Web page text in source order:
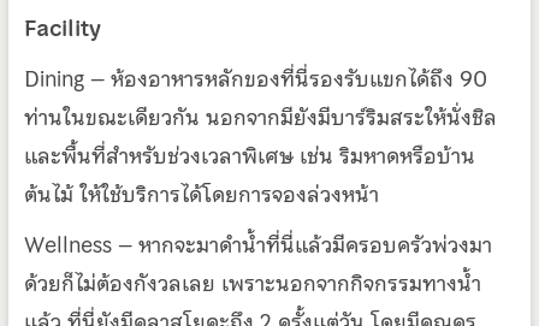
Facility
Dining – ห้องอาหารหลักของที่นี่รองรับแขกได้ถึง 90
ท่านในขณะเดียวกัน นอกจากมียังมีบาร์ริมสระให้นั่งชิล
และพื้นที่สำหรับช่วงเวลาพิเศษ เช่น ริมหาดหรือบ้าน
ต้นไม้ ให้ใช้บริการได้โดยการจองล่วงหน้า
Wellness – หากจะมาดำน้ำที่นี่แล้วมีครอบครัวพ่วงมา
ด้วยก็ไม่ต้องกังวลเลย เพราะนอกจากกิจกรรมทางน้ำ